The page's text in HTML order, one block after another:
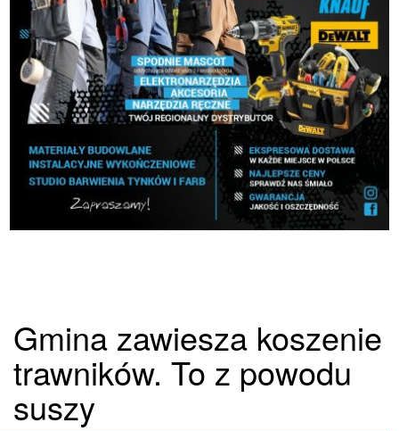
Gmina zawiesza koszenie
trawników. To z powodu
suszy